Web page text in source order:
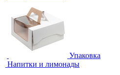
Упаковка
Напитки и лимонады